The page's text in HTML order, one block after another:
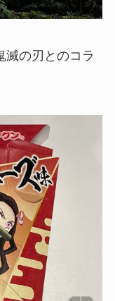
滅の刃とのコラ